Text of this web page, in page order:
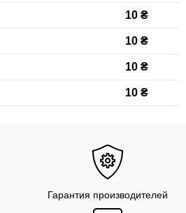
10 ₴
10 ₴
10 ₴
10 ₴
Гарантия производителей